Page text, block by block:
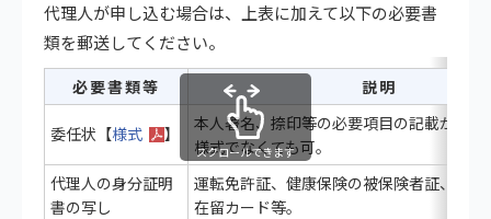
代理人が申し込む場合は、上表に加えて以下の必要書
類を郵送してください。
必要書類等 説明
委任状【様式 】
本人署名、捺印等の必要項目の記載があれ
様式でなくても可。
代理人の身分証明
書の写し
運転免許証、健康保険の被保険者証、パス
在留カード等。
スクロールできます